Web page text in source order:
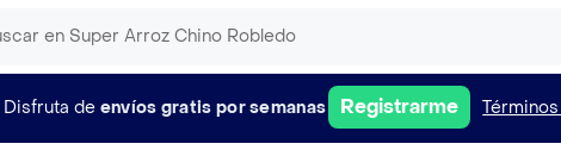
Disfruta de envíos gratis por semanas Registrarme